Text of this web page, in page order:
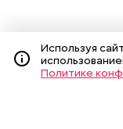
Используя
Политике